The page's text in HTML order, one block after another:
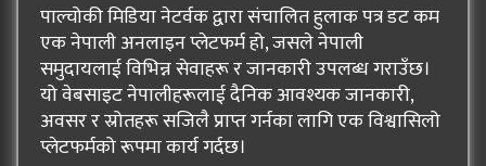
पाल्चोकी मिडिया नेटर्वक द्वारा संचालित हुलाक पत्र डट कम
एक नेपाली अनलाइन प्लेटफर्म हो, जसले नेपाली
समुदायलाई विभिन्न सेवाहरू र जानकारी उपलब्ध गराउँछ।
यो वेबसाइट नेपालीहरूलाई दैनिक आवश्यक जानकारी,
अवसर र स्रोतहरू सजिलै प्राप्त गर्नका लागि एक विश्वासिलो
प्लेटफर्मको रूपमा कार्य गर्दछ।